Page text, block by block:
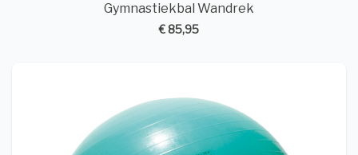
Gymnastiekbal Wandrek
€ 85,95